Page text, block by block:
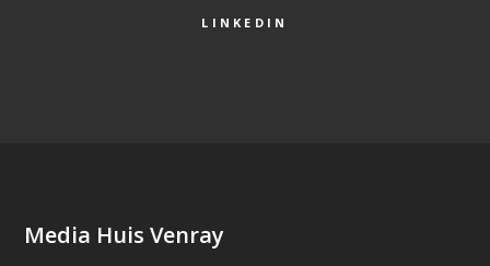
LINKEDIN
Media Huis Venray